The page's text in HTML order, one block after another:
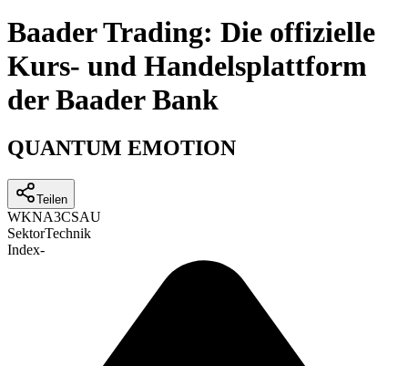
Baader Trading: Die offizielle
Kurs- und Handelsplattform
der Baader Bank
QUANTUM EMOTION
Teilen
WKNA3CSAU
SektorTechnik
Index-